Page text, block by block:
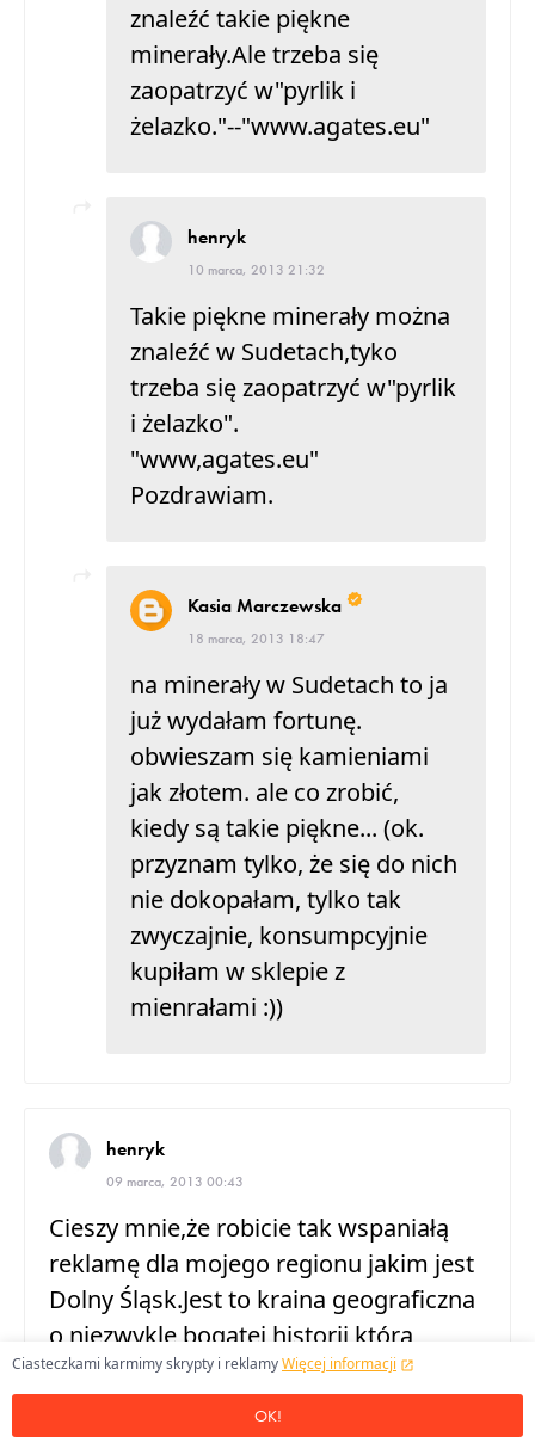
znaleźć takie piękne
minerały.Ale trzeba się
zaopatrzyć w"pyrlik i
żelazko."--"www.agates.eu"
henryk
10 marca, 2013 21:32
Takie piękne minerały można
znaleźć w Sudetach,tyko
trzeba się zaopatrzyć w"pyrlik
i żelazko".
"www,agates.eu"
Pozdrawiam.
Kasia Marczewska
18 marca, 2013 18:47
na minerały w Sudetach to ja
już wydałam fortunę.
obwieszam się kamieniami
jak złotem. ale co zrobić,
kiedy są takie piękne... (ok.
przyznam tylko, że się do nich
nie dokopałam, tylko tak
zwyczajnie, konsumpcyjnie
kupiłam w sklepie z
mienrałami :))
henryk
09 marca, 2013 00:43
Cieszy mnie,że robicie tak wspaniałą
reklamę dla mojego regionu jakim jest
Dolny Śląsk.Jest to kraina geograficzna
o niezwykle bogatej historii,która
często była okrutna i pozbawiała ten
region doskonałości w swym
pięknie.Link:"www.polityka.pl/historia/2
Ciasteczkami karmimy skrypty i reklamyWięcej informacji
OK!